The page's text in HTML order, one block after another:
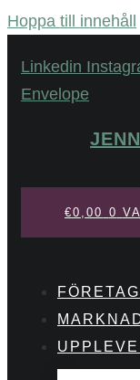
Hoppa till innehåll
Linkedin
Envelope
Sök
€0,00 0